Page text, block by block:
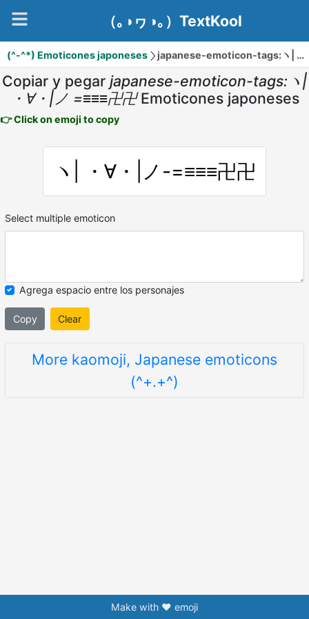
（｡◑ヮ◑｡）TextKool
(^-^*) Emoticones japoneses japanese-emoticon-tags:ヽ| ・∀・|ノ =≡≡≡卍卍
Copiar y pegar japanese-emoticon-tags:ヽ|
・∀・|ノ =≡≡≡卍卍 Emoticones japoneses
👉 Click on emoji to copy
ヽ| ・∀・|ノ-=≡≡≡卍卍
Select multiple emoticon
Agrega espacio entre los personajes
Copy Clear
More kaomoji, Japanese emoticons
(^+.+^)
Make with ❤️ emoji